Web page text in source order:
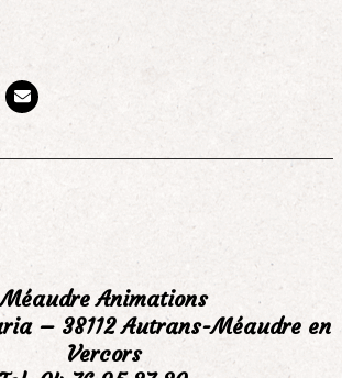
Email
Méaudre Animations
– 38112 Autrans-Méaudre en
Vercors